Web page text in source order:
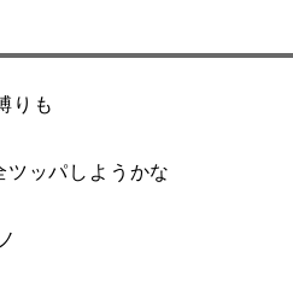
りも
ッパしようかな